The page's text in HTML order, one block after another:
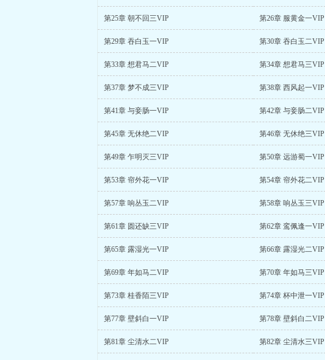
第25章 朝不回三VIP 第26章 服黄金一VIP
第29章 吞白玉一VIP 第30章 吞白玉二VIP
第33章 想君马二VIP 第34章 想君马三VIP
第37章 梦不成三VIP 第38章 西风起一VIP
第41章 与妾肠一VIP 第42章 与妾肠二VIP
第45章 无休绝二VIP 第46章 无休绝三VIP
第49章 乍明灭三VIP 第50章 远游蜀一VIP
第53章 帘外花一VIP 第54章 帘外花二VIP
第57章 响丛玉二VIP 第58章 响丛玉三VIP
第61章 圆还缺三VIP 第62章 鸾佩逢一VIP
第65章 露湿光一VIP 第66章 露湿光二VIP
第69章 年如马二VIP 第70章 年如马三VIP
第73章 桂香陌三VIP 第74章 杯中泄一VIP
第77章 壁斜白一VIP 第78章 壁斜白二VIP
第81章 尘清水二VIP 第82章 尘清水三VIP